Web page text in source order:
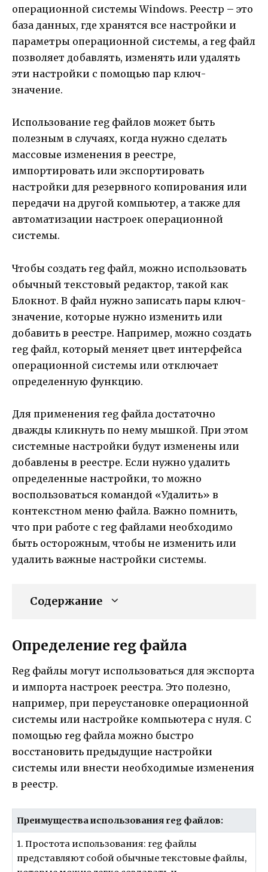
операционной системы Windows. Реестр – это
база данных, где хранятся все настройки и
параметры операционной системы, а reg файл
позволяет добавлять, изменять или удалять
эти настройки с помощью пар ключ-
значение.
Использование reg файлов может быть
полезным в случаях, когда нужно сделать
массовые изменения в реестре,
импортировать или экспортировать
настройки для резервного копирования или
передачи на другой компьютер, а также для
автоматизации настроек операционной
системы.
Чтобы создать reg файл, можно использовать
обычный текстовый редактор, такой как
Блокнот. В файл нужно записать пары ключ-
значение, которые нужно изменить или
добавить в реестре. Например, можно создать
reg файл, который меняет цвет интерфейса
операционной системы или отключает
определенную функцию.
Для применения reg файла достаточно
дважды кликнуть по нему мышкой. При этом
системные настройки будут изменены или
добавлены в реестре. Если нужно удалить
определенные настройки, то можно
воспользоваться командой «Удалить» в
контекстном меню файла. Важно помнить,
что при работе с reg файлами необходимо
быть осторожным, чтобы не изменить или
удалить важные настройки системы.
Содержание
Определение reg файла
Reg файлы могут использоваться для экспорта
и импорта настроек реестра. Это полезно,
например, при переустановке операционной
системы или настройке компьютера с нуля. С
помощью reg файла можно быстро
восстановить предыдущие настройки
системы или внести необходимые изменения
в реестр.
Преимущества использования reg файлов:
1. Простота использования: reg файлы
представляют собой обычные текстовые файлы,